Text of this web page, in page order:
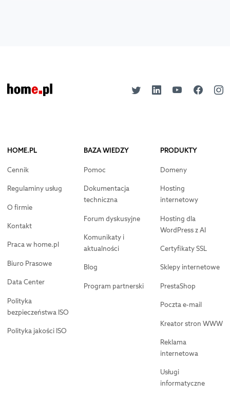
HOME.PL
Cennik
Regulaminy usług
O firmie
Kontakt
Praca w home.pl
Biuro Prasowe
Data Center
Polityka
bezpieczeństwa ISO
Polityka jakości ISO
BAZA WIEDZY
Pomoc
Dokumentacja
techniczna
Forum dyskusyjne
Komunikaty i
aktualności
Blog
Program partnerski
PRODUKTY
Domeny
Hosting
internetowy
Hosting dla
WordPress z AI
Certyfikaty SSL
Sklepy internetowe
PrestaShop
Poczta e-mail
Kreator stron WWW
Reklama
internetowa
Usługi
informatyczne